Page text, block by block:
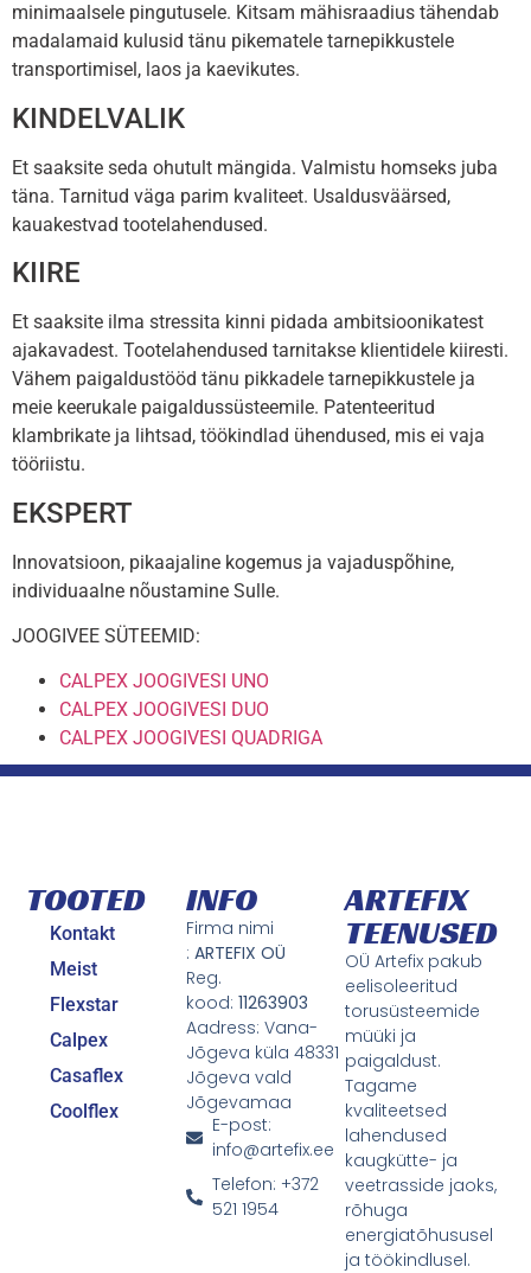
minimaalsele pingutusele. Kitsam mähisraadius tähendab
madalamaid kulusid tänu pikematele tarnepikkustele
transportimisel, laos ja kaevikutes.
KINDELVALIK
Et saaksite seda ohutult mängida. Valmistu homseks juba
täna. Tarnitud väga parim kvaliteet. Usaldusväärsed,
kauakestvad tootelahendused.
KIIRE
Et saaksite ilma stressita kinni pidada ambitsioonikatest
ajakavadest. Tootelahendused tarnitakse klientidele kiiresti.
Vähem paigaldustööd tänu pikkadele tarnepikkustele ja
meie keerukale paigaldussüsteemile. Patenteeritud
klambrikate ja lihtsad, töökindlad ühendused, mis ei vaja
tööriistu.
EKSPERT
Innovatsioon, pikaajaline kogemus ja vajaduspõhine,
individuaalne nõustamine Sulle.
JOOGIVEE SÜTEEMID:
CALPEX JOOGIVESI UNO
CALPEX JOOGIVESI DUO
CALPEX JOOGIVESI QUADRIGA
ARTEFIX
TEENUSED
OÜ Artefix pakub
eelisoleeritud
torusüsteemide
müüki ja
paigaldust.
Tagame
kvaliteetsed
lahendused
kaugkütte- ja
veetrasside jaoks,
rõhuga
energiatõhususel
ja töökindlusel.
TOOTED
Kontakt
Meist
Flexstar
Calpex
Casaflex
Coolflex
INFO
Firma nimi
: ARTEFIX OÜ
Reg.
kood: 11263903
Aadress: Vana-
Jõgeva küla 48331
Jõgeva vald
Jõgevamaa
E-post:
info@artefix.ee
Telefon: +372
521 1954